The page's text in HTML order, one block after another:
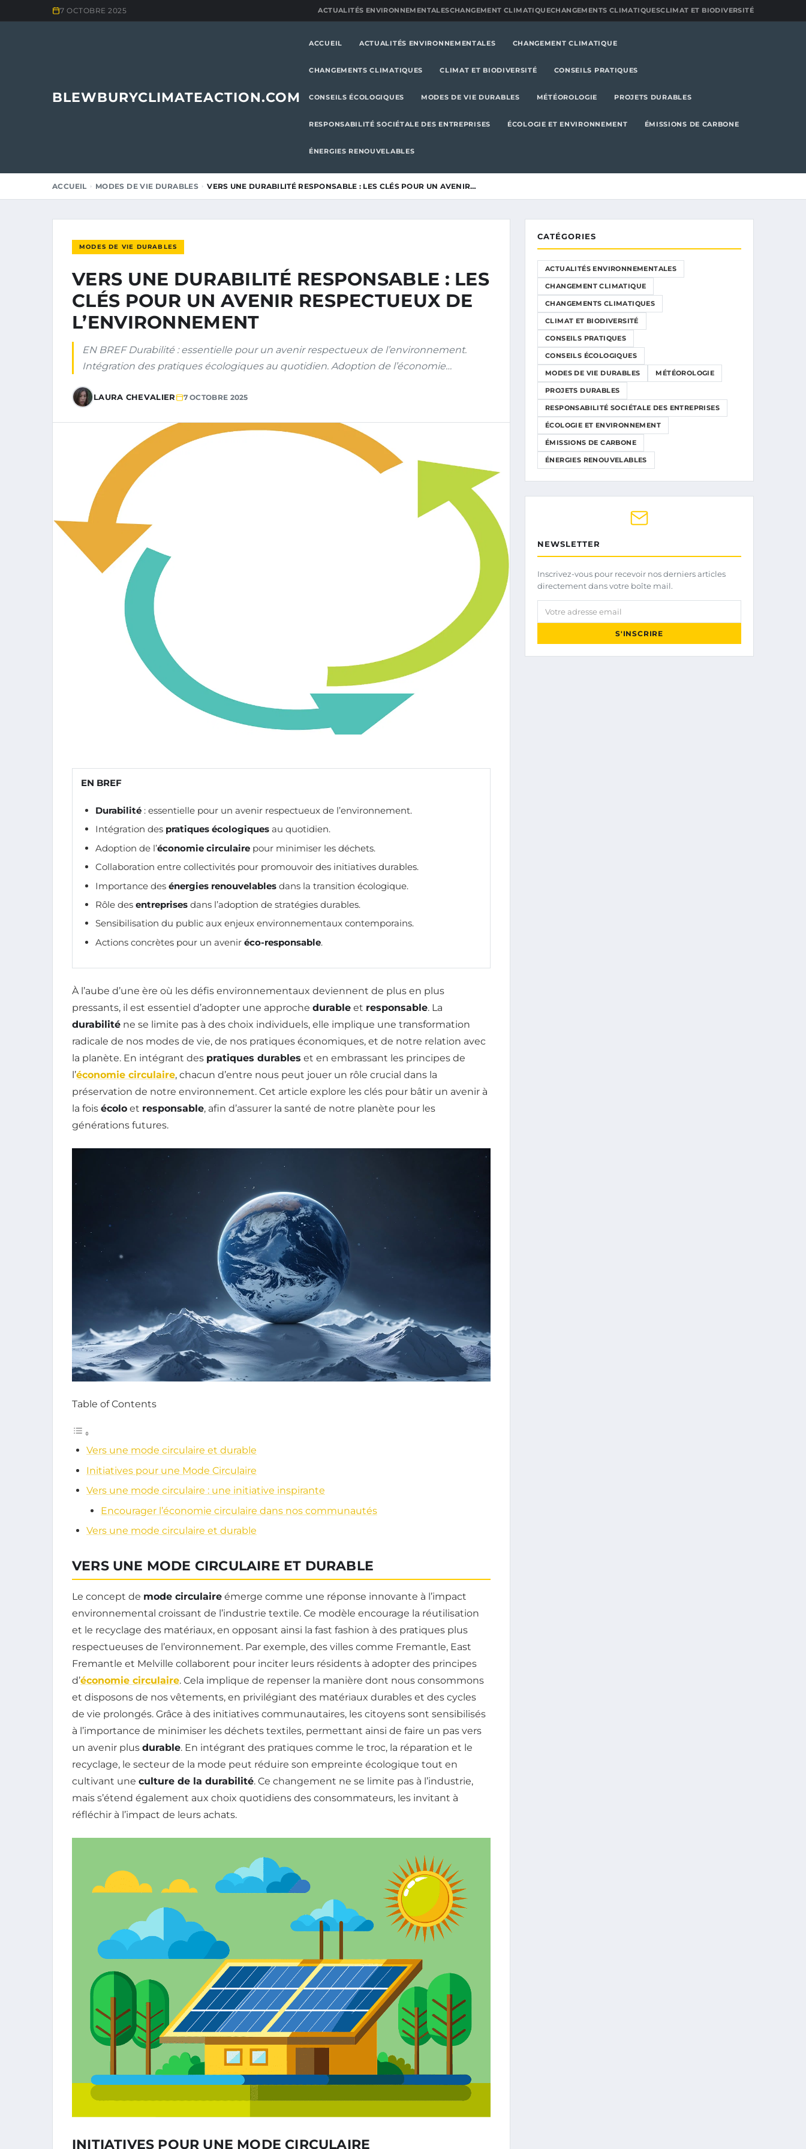
7 OCTOBRE 2025 ACTUALITÉS ENVIRONNEMENTALESCHANGEMENT CLIMATIQUECHANGEMENTS CLIMATIQUESCLIMAT ET BIODIVERSITÉ
BLEWBURYCLIMATEACTION.COM
ACCUEIL ACTUALITÉS ENVIRONNEMENTALES CHANGEMENT CLIMATIQUE
CHANGEMENTS CLIMATIQUES CLIMAT ET BIODIVERSITÉ CONSEILS PRATIQUES
CONSEILS ÉCOLOGIQUES MODES DE VIE DURABLES MÉTÉOROLOGIE PROJETS DURABLES
RESPONSABILITÉ SOCIÉTALE DES ENTREPRISES ÉCOLOGIE ET ENVIRONNEMENT ÉMISSIONS DE CARBONE
ÉNERGIES RENOUVELABLES
ACCUEIL MODES DE VIE DURABLES VERS UNE DURABILITÉ RESPONSABLE : LES CLÉS POUR UN AVENIR…
MODES DE VIE DURABLES
VERS UNE DURABILITÉ RESPONSABLE : LES
CLÉS POUR UN AVENIR RESPECTUEUX DE
L’ENVIRONNEMENT
EN BREF Durabilité : essentielle pour un avenir respectueux de l’environnement.
Intégration des pratiques écologiques au quotidien. Adoption de l’économie…
LAURA CHEVALIER 7 OCTOBRE 2025
EN BREF
Durabilité : essentielle pour un avenir respectueux de l’environnement.
Intégration des pratiques écologiques au quotidien.
Adoption de l’économie circulaire pour minimiser les déchets.
Collaboration entre collectivités pour promouvoir des initiatives durables.
Importance des énergies renouvelables dans la transition écologique.
Rôle des entreprises dans l’adoption de stratégies durables.
Sensibilisation du public aux enjeux environnementaux contemporains.
Actions concrètes pour un avenir éco-responsable.
À l’aube d’une ère où les défis environnementaux deviennent de plus en plus
pressants, il est essentiel d’adopter une approche durable et responsable. La
durabilité ne se limite pas à des choix individuels, elle implique une transformation
radicale de nos modes de vie, de nos pratiques économiques, et de notre relation avec
la planète. En intégrant des pratiques durables et en embrassant les principes de
l’économie circulaire, chacun d’entre nous peut jouer un rôle crucial dans la
préservation de notre environnement. Cet article explore les clés pour bâtir un avenir à
la fois écolo et responsable, afin d’assurer la santé de notre planète pour les
générations futures.
Table of Contents
Vers une mode circulaire et durable
Initiatives pour une Mode Circulaire
Vers une mode circulaire : une initiative inspirante
Encourager l’économie circulaire dans nos communautés
Vers une mode circulaire et durable
VERS UNE MODE CIRCULAIRE ET DURABLE
Le concept de mode circulaire émerge comme une réponse innovante à l’impact
environnemental croissant de l’industrie textile. Ce modèle encourage la réutilisation
et le recyclage des matériaux, en opposant ainsi la fast fashion à des pratiques plus
respectueuses de l’environnement. Par exemple, des villes comme Fremantle, East
Fremantle et Melville collaborent pour inciter leurs résidents à adopter des principes
d’économie circulaire. Cela implique de repenser la manière dont nous consommons
et disposons de nos vêtements, en privilégiant des matériaux durables et des cycles
de vie prolongés. Grâce à des initiatives communautaires, les citoyens sont sensibilisés
à l’importance de minimiser les déchets textiles, permettant ainsi de faire un pas vers
un avenir plus durable. En intégrant des pratiques comme le troc, la réparation et le
recyclage, le secteur de la mode peut réduire son empreinte écologique tout en
cultivant une culture de la durabilité. Ce changement ne se limite pas à l’industrie,
mais s’étend également aux choix quotidiens des consommateurs, les invitant à
réfléchir à l’impact de leurs achats.
INITIATIVES POUR UNE MODE CIRCULAIRE
CATÉGORIES
ACTUALITÉS ENVIRONNEMENTALES
CHANGEMENT CLIMATIQUE
CHANGEMENTS CLIMATIQUES
CLIMAT ET BIODIVERSITÉ
CONSEILS PRATIQUES
CONSEILS ÉCOLOGIQUES
MODES DE VIE DURABLES MÉTÉOROLOGIE
PROJETS DURABLES
RESPONSABILITÉ SOCIÉTALE DES ENTREPRISES
ÉCOLOGIE ET ENVIRONNEMENT
ÉMISSIONS DE CARBONE
ÉNERGIES RENOUVELABLES
NEWSLETTER
Inscrivez-vous pour recevoir nos derniers articles
directement dans votre boîte mail.
Votre adresse email
S'INSCRIRE